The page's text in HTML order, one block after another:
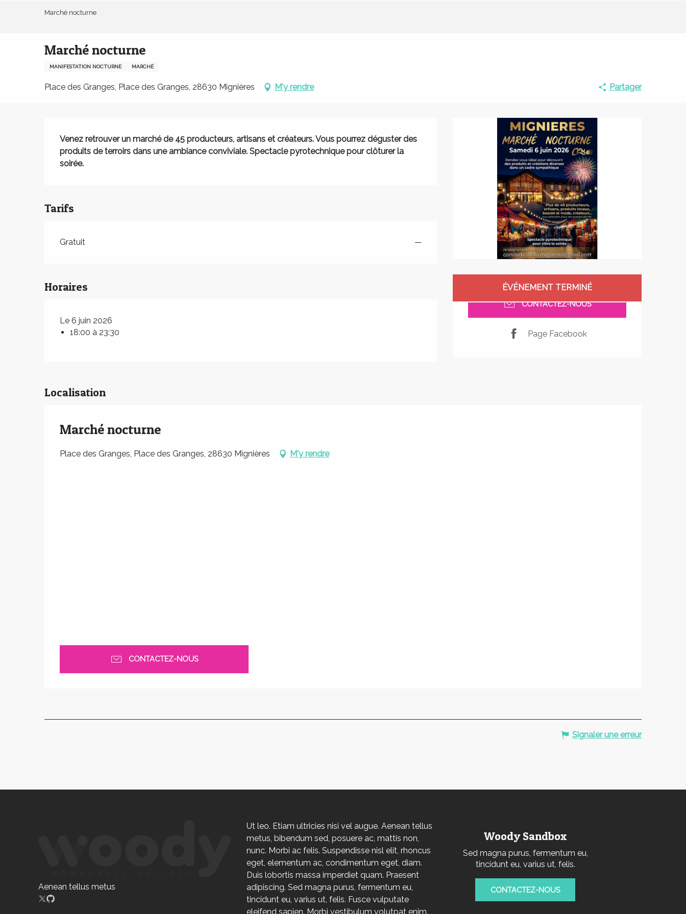
Marché nocturne
Marché nocturne
MANIFESTATION NOCTURNE MARCHÉ
Place des Granges, Place des Granges, 28630 Mignières M'y rendre Partager
Ouverture et coordonnées
ÉVÉNEMENT TERMINÉ
CONTACTEZ-NOUS
Page Facebook
Description
Venez retrouver un marché de 45 producteurs, artisans et créateurs. Vous pourrez déguster des
produits de terroirs dans une ambiance conviviale. Spectacle pyrotechnique pour clôturer la
soirée.
Tarifs
Gratuit —
Horaires
Le 6 juin 2026
18:00 à 23:30
Localisation
Marché nocturne
Place des Granges, Place des Granges, 28630 Mignières M'y rendre
CONTACTEZ-NOUS
Signaler une erreur
Aenean tellus metus
Ut leo. Etiam ultricies nisi vel augue. Aenean tellus
metus, bibendum sed, posuere ac, mattis non,
nunc. Morbi ac felis. Suspendisse nisl elit, rhoncus
eget, elementum ac, condimentum eget, diam.
Duis lobortis massa imperdiet quam. Praesent
adipiscing. Sed magna purus, fermentum eu,
tincidunt eu, varius ut, felis. Fusce vulputate
eleifend sapien. Morbi vestibulum volutpat enim.
Woody Sandbox
Sed magna purus, fermentum eu,
tincidunt eu, varius ut, felis.
CONTACTEZ-NOUS